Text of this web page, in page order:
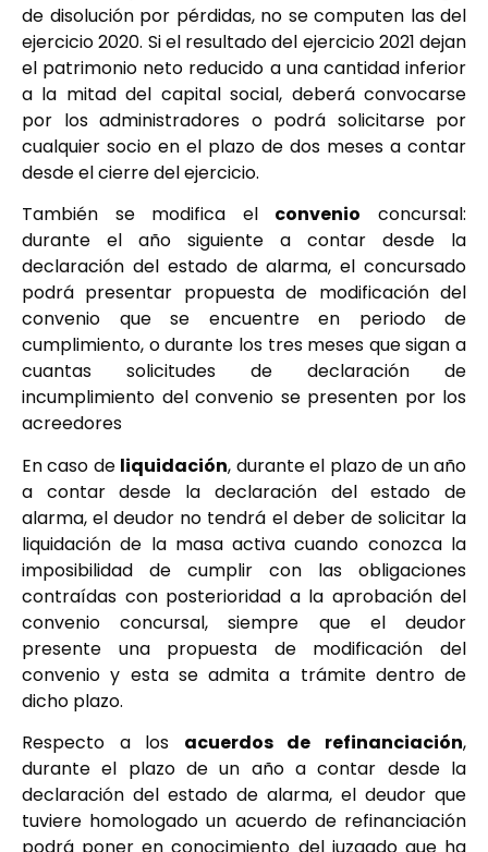
de disolución por pérdidas, no se computen las del
ejercicio 2020. Si el resultado del ejercicio 2021 dejan
el patrimonio neto reducido a una cantidad inferior
a la mitad del capital social, deberá convocarse
por los administradores o podrá solicitarse por
cualquier socio en el plazo de dos meses a contar
desde el cierre del ejercicio.
También se modifica el convenio concursal:
durante el año siguiente a contar desde la
declaración del estado de alarma, el concursado
podrá presentar propuesta de modificación del
convenio que se encuentre en periodo de
cumplimiento, o durante los tres meses que sigan a
cuantas solicitudes de declaración de
incumplimiento del convenio se presenten por los
acreedores
En caso de liquidación, durante el plazo de un año
a contar desde la declaración del estado de
alarma, el deudor no tendrá el deber de solicitar la
liquidación de la masa activa cuando conozca la
imposibilidad de cumplir con las obligaciones
contraídas con posterioridad a la aprobación del
convenio concursal, siempre que el deudor
presente una propuesta de modificación del
convenio y esta se admita a trámite dentro de
dicho plazo.
Respecto a los acuerdos de refinanciación,
durante el plazo de un año a contar desde la
declaración del estado de alarma, el deudor que
tuviere homologado un acuerdo de refinanciación